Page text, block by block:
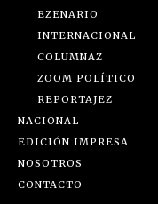
EZENARIO
INTERNACIONAL
COLUMNAZ
ZOOM POLÍTICO
REPORTAJEZ
NACIONAL
EDICIÓN IMPRESA
NOSOTROS
CONTACTO